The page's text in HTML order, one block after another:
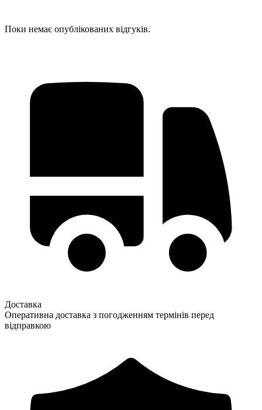
Поки немає опублікованих відгуків.
Доставка
Оперативна доставка з погодженням термінів перед
відправкою